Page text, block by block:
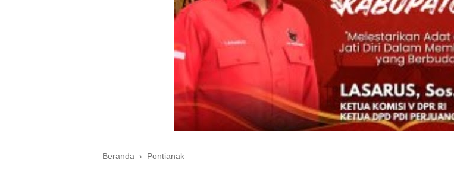
Beranda › Pontianak